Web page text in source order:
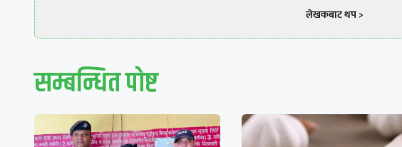
लेखकबाट थप >
सम्बन्धित पाेष्ट